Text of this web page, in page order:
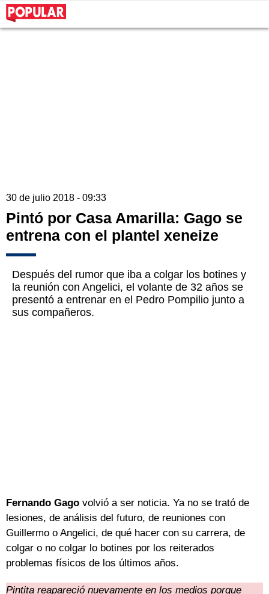
30 de julio 2018 - 09:33
Pintó por Casa Amarilla: Gago se
entrena con el plantel xeneize
Después del rumor que iba a colgar los botines y
la reunión con Angelici, el volante de 32 años se
presentó a entrenar en el Pedro Pompilio junto a
sus compañeros.
Fernando Gago volvió a ser noticia. Ya no se trató de
lesiones, de análisis del futuro, de reuniones con
Guillermo o Angelici, de qué hacer con su carrera, de
colgar o no colgar lo botines por los reiterados
problemas físicos de los últimos años.
Pintita reapareció nuevamente en los medios porque